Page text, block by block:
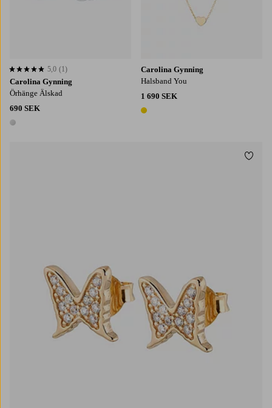
Carolina Gynning
Örhänge Älskad
690 SEK
1 färg
5,0 baserat på 1 st betyg
5,0 (1)
Carolina Gynning
Halsband You
1 690 SEK
1 färg